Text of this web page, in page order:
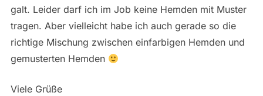
galt. Leider darf ich im Job keine Hemden mit Muster
tragen. Aber vielleicht habe ich auch gerade so die
richtige Mischung zwischen einfarbigen Hemden und
gemusterten Hemden
Viele Grüße